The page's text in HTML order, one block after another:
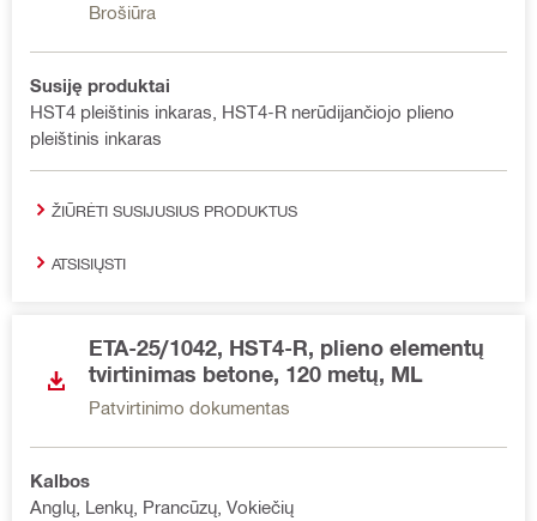
Brošiūra
Susiję produktai
HST4 pleištinis inkaras, HST4-R nerūdijančiojo plieno
pleištinis inkaras
ŽIŪRĖTI SUSIJUSIUS PRODUKTUS
ATSISIŲSTI
ETA-25/1042, HST4-R, plieno elementų
tvirtinimas betone, 120 metų, ML
Patvirtinimo dokumentas
Kalbos
Anglų, Lenkų, Prancūzų, Vokiečių